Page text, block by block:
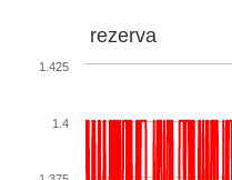
rezerva
1.4
1.425